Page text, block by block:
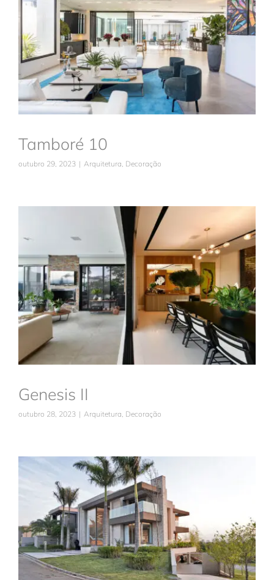
Tamboré 10
Arquitetura Decoração
Tamboré 10
outubro 29, 2023 | Arquitetura, Decoração
Genesis II
Arquitetura Decoração
Genesis II
outubro 28, 2023 | Arquitetura, Decoração
Villa Solaia
Arquitetura Decoração